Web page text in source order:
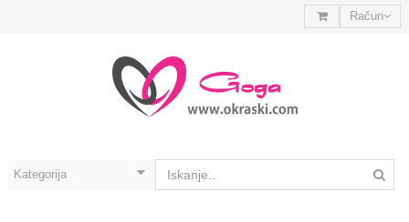
Račun